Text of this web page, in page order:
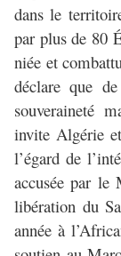
dans le
par plus de 80
niée et
déclare que
souveraineté
invite Algérie
l’égard de
accusée par le
libération du
année à